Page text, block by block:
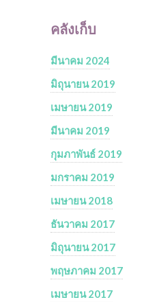
คลังเก็บ
มีนาคม 2024
มิถุนายน 2019
เมษายน 2019
มีนาคม 2019
กุมภาพันธ์ 2019
มกราคม 2019
เมษายน 2018
ธันวาคม 2017
มิถุนายน 2017
พฤษภาคม 2017
เมษายน 2017